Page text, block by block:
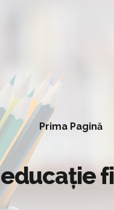
Prima Pagină